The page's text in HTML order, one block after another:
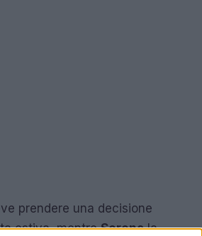
prendere una decisione
estiva, mentreSerenala